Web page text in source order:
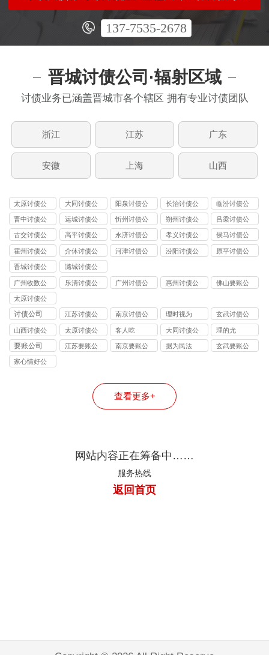
137-7535-2678
晋城讨债公司·辐射区域
讨债业务已涵盖晋城市各个辖区 拥有专业讨债团队
浙江 江苏 广东
安徽 上海 山西
太原讨债公
司
大同讨债公
司
阳泉讨债公
司
长治讨债公
司
临汾讨债公
司
晋中讨债公
司
运城讨债公
司
忻州讨债公
司
朔州讨债公
司
吕梁讨债公
司
古交讨债公
司
高平讨债公
司
永济讨债公
司
孝义讨债公
司
侯马讨债公
司
霍州讨债公
司
介休讨债公
司
河津讨债公
汾阳讨债公
原平讨债公
晋城讨债公
司
潞城讨债公
司
广州收数公
司
乐清讨债公
广州讨债公
惠州讨债公
佛山要账公
太原讨债公
司
讨债公司
江苏讨债公
司
南京讨债公
司
理时视为
玄武讨债公
司
山西讨债公
司
太原讨债公
司
客人吃
大同讨债公
司
理的尤
要账公司
江苏要账公
南京要账公
据为民法
玄武要账公
家心情好公
查看更多+
网站内容正在筹备中……
服务热线
返回首页